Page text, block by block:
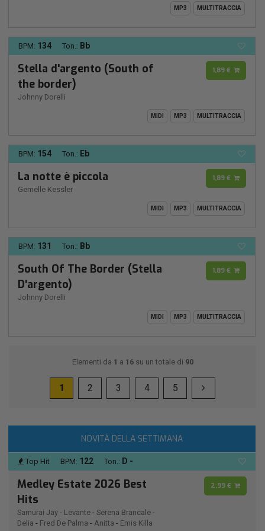
MP3 MULTITRACCIA
BPM: 134 Ton.: Bb
Stella d'argento (South of
the border)
Johnny Dorelli
1,89 €
MIDI MP3 MULTITRACCIA
BPM: 154 Ton.: Eb
La notte è piccola
Gemelle Kessler
1,89 €
MIDI MP3 MULTITRACCIA
BPM: 131 Ton.: Bb
South Of The Border (Stella
D'argento)
Johnny Dorelli
1,89 €
MIDI MP3 MULTITRACCIA
Elementi da 1 a 16su un totale di 90
1 2 3 4 5
NOVITÀ DELLA SETTIMANA
Top Hit BPM: 122 Ton.: D -
Medley Estate 2026 Best
Hits
Samurai Jay - Levante - Serena Brancale -
Delia - Fred De Palma - Anitta - Emis Killa
2,99 €